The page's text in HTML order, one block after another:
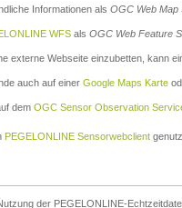
Informationen als OGC Web Map
WFS als OGC Web Feature
externe Webseite einzubetten, kann
auch auf einer Google Maps Karte
dem OGC Sensor Observation
PEGELONLINE Sensorwebclient
der PEGELONLINE-